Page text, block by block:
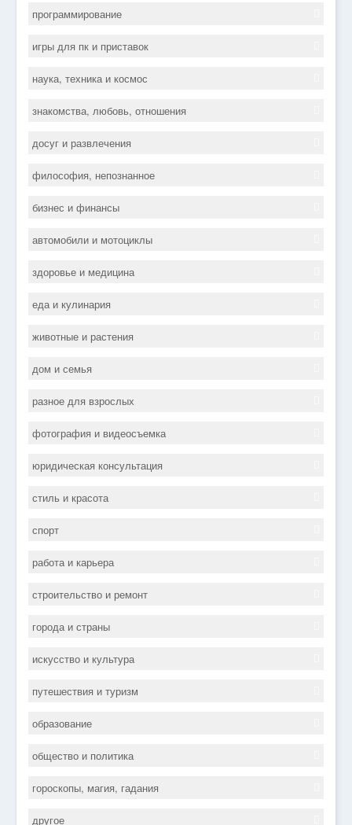
программирование
игры для пк и приставок
наука, техника и космос
знакомства, любовь, отношения
досуг и развлечения
философия, непознанное
бизнес и финансы
автомобили и мотоциклы
здоровье и медицина
еда и кулинария
животные и растения
дом и семья
разное для взрослых
фотография и видеосъемка
юридическая консультация
стиль и красота
спорт
работа и карьера
строительство и ремонт
города и страны
искусство и культура
путешествия и туризм
образование
общество и политика
гороскопы, магия, гадания
другое